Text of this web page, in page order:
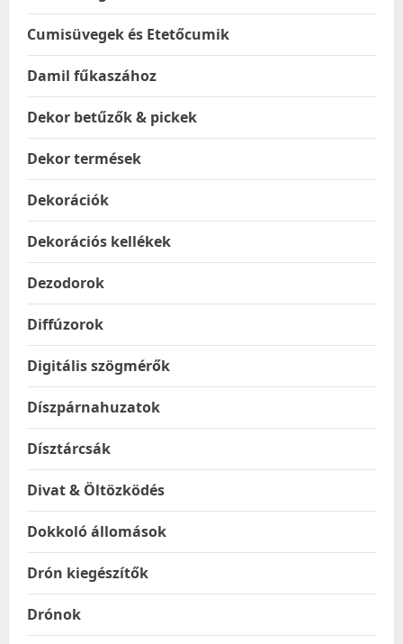
Cumisüvegek és Etetőcumik
Damil fűkaszához
Dekor betűzők & pickek
Dekor termések
Dekorációk
Dekorációs kellékek
Dezodorok
Diffúzorok
Digitális szögmérők
Díszpárnahuzatok
Dísztárcsák
Divat & Öltözködés
Dokkoló állomások
Drón kiegészítők
Drónok